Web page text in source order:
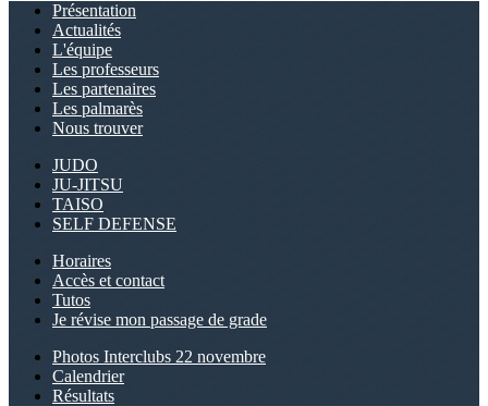
Présentation
Actualités
L'équipe
Les professeurs
Les partenaires
Les palmarès
Nous trouver
JUDO
JU-JITSU
TAISO
SELF DEFENSE
Horaires
Accès et contact
Tutos
Je révise mon passage de grade
Photos Interclubs 22 novembre
Calendrier
Résultats